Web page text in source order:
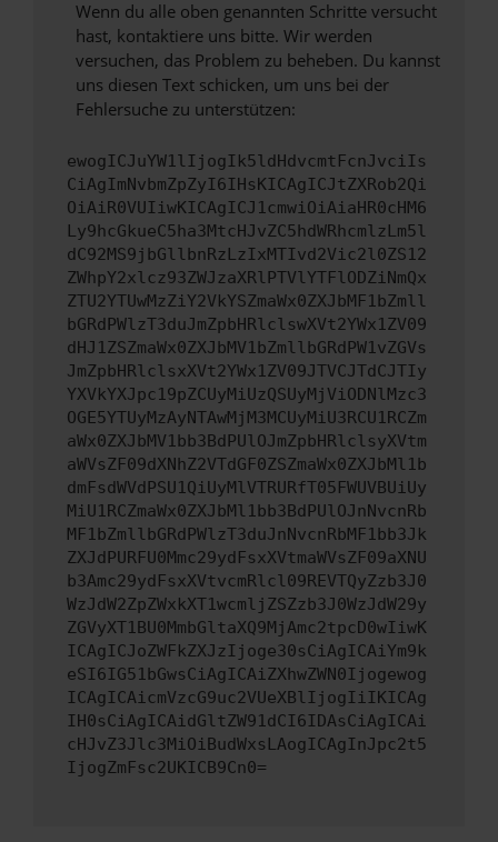
Wenn du alle oben genannten Schritte versucht
hast, kontaktiere uns bitte. Wir werden
versuchen, das Problem zu beheben. Du kannst
uns diesen Text schicken, um uns bei der
Fehlersuche zu unterstützen:
ewogICJuYW1lIjogIk5ldHdvcmtFcnJvciIs
CiAgImNvbmZpZyI6IHsKICAgICJtZXRob2Qi
OiAiR0VUIiwKICAgICJ1cmwiOiAiaHR0cHM6
Ly9hcGkueC5ha3MtcHJvZC5hdWRhcmlzLm5l
dC92MS9jbGllbnRzLzIxMTIvd2Vic2l0ZS12
ZWhpY2xlcz93ZWJzaXRlPTVlYTFlODZiNmQx
ZTU2YTUwMzZiY2VkYSZmaWx0ZXJbMF1bZmll
bGRdPWlzT3duJmZpbHRlclswXVt2YWx1ZV09
dHJ1ZSZmaWx0ZXJbMV1bZmllbGRdPW1vZGVs
JmZpbHRlclsxXVt2YWx1ZV09JTVCJTdCJTIy
YXVkYXJpc19pZCUyMiUzQSUyMjViODNlMzc3
OGE5YTUyMzAyNTAwMjM3MCUyMiU3RCU1RCZm
aWx0ZXJbMV1bb3BdPUlOJmZpbHRlclsyXVtm
aWVsZF09dXNhZ2VTdGF0ZSZmaWx0ZXJbMl1b
dmFsdWVdPSU1QiUyMlVTRURfT05FWUVBUiUy
MiU1RCZmaWx0ZXJbMl1bb3BdPUlOJnNvcnRb
MF1bZmllbGRdPWlzT3duJnNvcnRbMF1bb3Jk
ZXJdPURFU0Mmc29ydFsxXVtmaWVsZF09aXNU
b3Amc29ydFsxXVtvcmRlcl09REVTQyZzb3J0
WzJdW2ZpZWxkXT1wcmljZSZzb3J0WzJdW29y
ZGVyXT1BU0MmbGltaXQ9MjAmc2tpcD0wIiwK
ICAgICJoZWFkZXJzIjoge30sCiAgICAiYm9k
eSI6IG51bGwsCiAgICAiZXhwZWN0Ijogewog
ICAgICAicmVzcG9uc2VUeXBlIjogIiIKICAg
IH0sCiAgICAidGltZW91dCI6IDAsCiAgICAi
cHJvZ3Jlc3MiOiBudWxsLAogICAgInJpc2t5
IjogZmFsc2UKICB9Cn0=